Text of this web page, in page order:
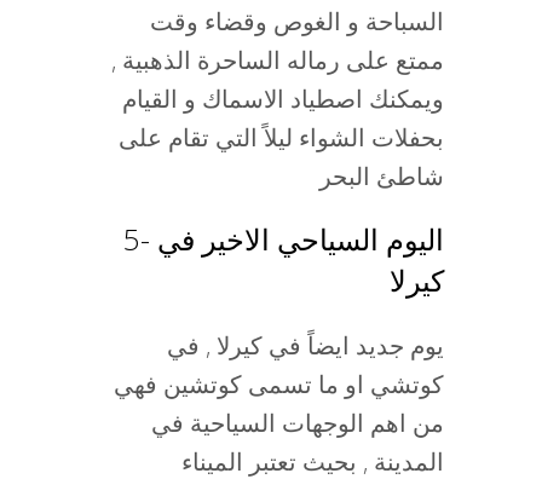
السباحة و الغوص وقضاء وقت
ممتع على رماله الساحرة الذهبية ,
ويمكنك اصطياد الاسماك و القيام
بحفلات الشواء ليلاً التي تقام على
شاطئ البحر
5- اليوم السياحي الاخير في
كيرلا
يوم جديد ايضاً في كيرلا , في
كوتشي او ما تسمى كوتشين فهي
من اهم الوجهات السياحية في
المدينة , بحيث تعتبر الميناء